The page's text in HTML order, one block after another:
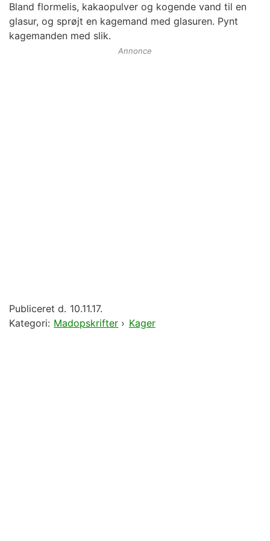
Bland flormelis, kakaopulver og kogende vand til en
glasur, og sprøjt en kagemand med glasuren. Pynt
kagemanden med slik.
Annonce
Publiceret d. 10.11.17.
Kategori: Madopskrifter › Kager